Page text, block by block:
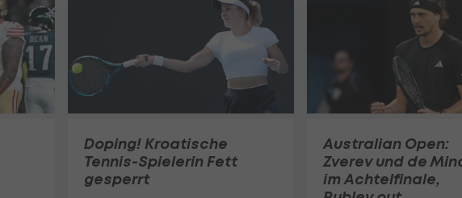
Doping! Kroatische
Tennis-Spielerin Fett
gesperrt
Australian Open:
Zverev und de
im Achtelfinale,